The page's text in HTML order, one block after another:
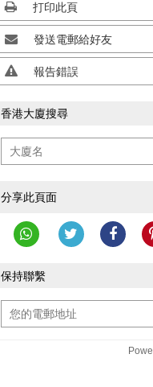
打印此頁
發送電郵給好友
報告錯誤
香港大廈搜尋
分享此頁面
保持聯繫